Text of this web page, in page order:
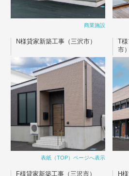
商業施設
N様貸家新築工事（三沢市）
表紙（TOP）ページへ表示
T
市）
F様貸家新築工事（三沢市） H